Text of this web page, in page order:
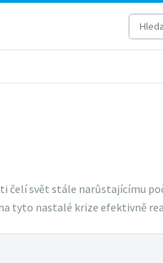
čelí svět stále narůstajícímu
tyto nastalé krize efektivně